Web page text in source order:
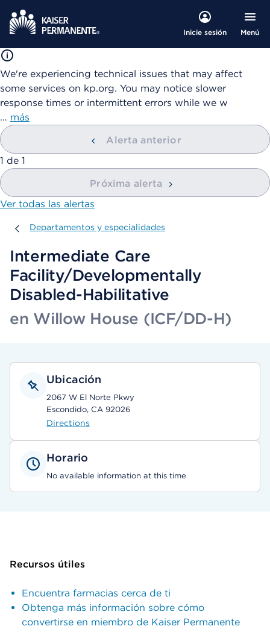
Inicie sesión Menú
We're experiencing technical issues that may affect
some services on kp.org. You may notice slower
response times or intermittent errors while we w
… más
Alerta anterior
mostrando
1 de 1
Próxima alerta
Ver todas las alertas
Departamentos y especialidades
Departamentos y especialidades
Intermediate Care
Facility/Developmentally
Disabled-Habilitative
en Willow House (ICF/DD-H)
Ubicación
2067 W El Norte Pkwy
Escondido, CA 92026
Directions
Horario
No available information at this time
Recursos útiles
Encuentra farmacias cerca de ti
Obtenga más información sobre cómo
convertirse en miembro de Kaiser Permanente